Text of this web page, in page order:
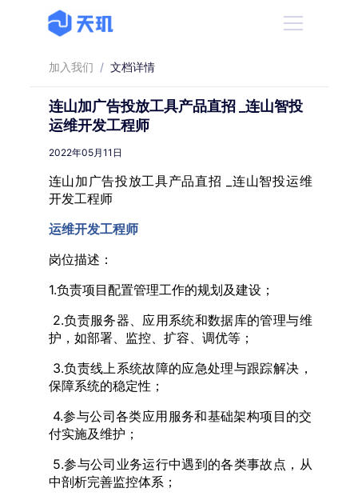
加入我们 / 文档详情
连山加广告投放工具产品直招 _连山智投
运维开发工程师
2022年05月11日
连山加广告投放工具产品直招 _连山智投运维
开发工程师
运维开发工程师
岗位描述：
1.负责项目配置管理工作的规划及建设；
2.负责服务器、应用系统和数据库的管理与维
护，如部署、监控、扩容、调优等；
3.负责线上系统故障的应急处理与跟踪解决，
保障系统的稳定性；
4.参与公司各类应用服务和基础架构项目的交
付实施及维护；
5.参与公司业务运行中遇到的各类事故点，从
中剖析完善监控体系；